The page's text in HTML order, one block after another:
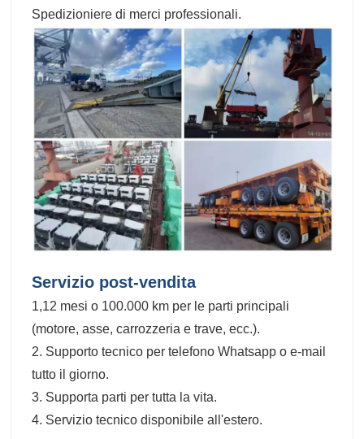
Spedizioniere di merci professionali.
Servizio post-vendita
1,12 mesi o 100.000 km per le parti principali
(motore, asse, carrozzeria e trave, ecc.).
2. Supporto tecnico per telefono Whatsapp o e-mail
tutto il giorno.
3. Supporta parti per tutta la vita.
4. Servizio tecnico disponibile all'estero.